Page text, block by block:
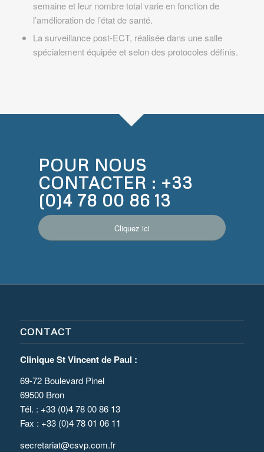
semaine et leur nombre total varie en fonction de
l’amélioration de l’état de santé.
La surveillance post-ECT, réalisée dans une salle
spécialement équipée et selon des protocoles définis.
POUR NOUS
CONTACTER : +33
(0)4 78 00 86 13
Cliquez ici
CONTACT
Clinique St Vincent de Paul :
69-72 Boulevard Pinel
69500 Bron
Tél. : +33 (0)4 78 00 86 13
Fax : +33 (0)4 78 01 06 11
secretariat@csvp.com.fr